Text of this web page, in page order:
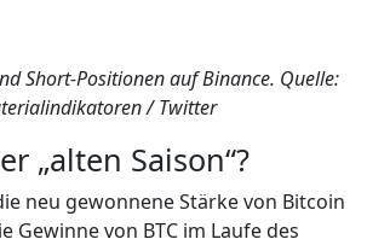
Short-Positionen auf Binance. Quelle:
/ Twitter
„alten Saison“?
neu gewonnene Stärke von Bitcoin
Gewinne von BTC im Laufe des